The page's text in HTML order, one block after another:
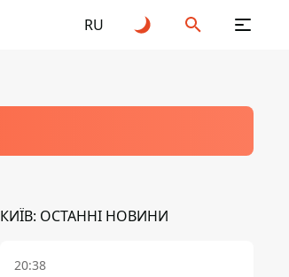
RU
КИЇВ: ОСТАННІ НОВИНИ
20:38